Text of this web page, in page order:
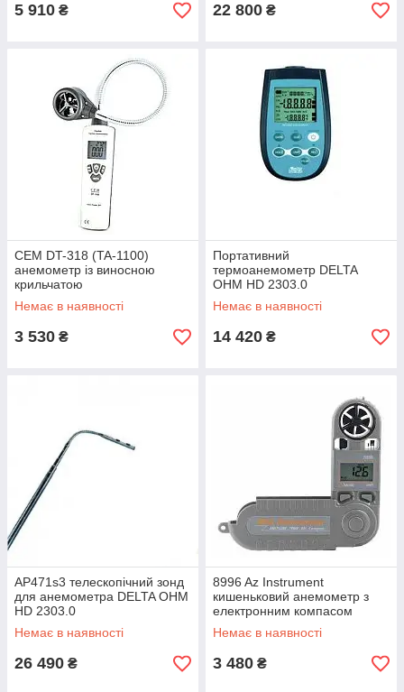
5 910 ₴ 22 800 ₴
CEM DT-318 (TA-1100)
анемометр із виносною
крильчатою
Немає в наявності
3 530 ₴
Портативний
термоанемометр DELTA
OHM HD 2303.0
Немає в наявності
14 420 ₴
AP471s3 телескопічний зонд
для анемометра DELTA OHM
HD 2303.0
Немає в наявності
26 490 ₴
8996 Az Instrument
кишеньковий анемометр з
електронним компасом
Немає в наявності
3 480 ₴